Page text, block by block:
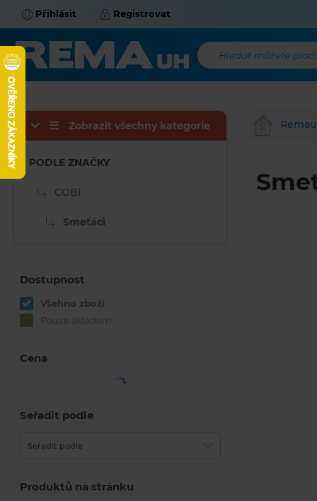
Přihlásit Registrovat
Hledat můžete
Zobrazit všechny kategorie
PODLE ZNAČKY
COBI
Smeťáci
Dostupnost
Všehno zboží
Pouze skladem
Cena
Seřadit podle
Seřadit podle
Produktů na stránku